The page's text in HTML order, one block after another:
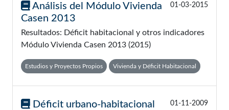
Análisis del Módulo Vivienda
Casen 2013
01-03-2015
Resultados: Déficit habitacional y otros indicadores
Módulo Vivienda Casen 2013 (2015)
Estudios y Proyectos Propios Vivienda y Déficit Habitacional
Déficit urbano-habitacional 01-11-2009